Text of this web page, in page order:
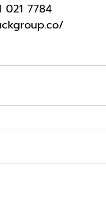
021 7784